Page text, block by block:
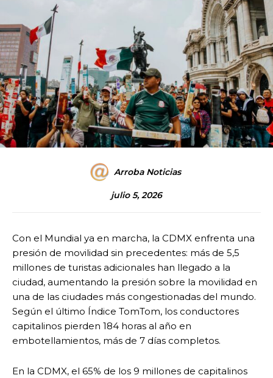
Arroba Noticias
julio 5, 2026
Con el Mundial ya en marcha, la CDMX enfrenta una
presión de movilidad sin precedentes: más de 5,5
millones de turistas adicionales han llegado a la
ciudad, aumentando la presión sobre la movilidad en
una de las ciudades más congestionadas del mundo.
Según el último Índice TomTom, los conductores
capitalinos pierden 184 horas al año en
embotellamientos, más de 7 días completos.
En la CDMX, el 65% de los 9 millones de capitalinos